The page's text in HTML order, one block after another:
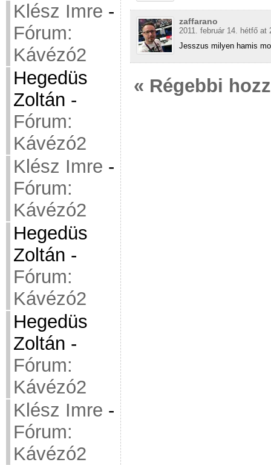
Klész Imre -
Fórum:
Kávézó2
Hegedüs
Zoltán -
Fórum:
Kávézó2
Klész Imre -
Fórum:
Kávézó2
Hegedüs
Zoltán -
Fórum:
Kávézó2
Hegedüs
Zoltán -
Fórum:
Kávézó2
Klész Imre -
Fórum:
Kávézó2
zaffarano
2011. február 14. hétfő at
Jesszus milyen hamis
« Régebbi